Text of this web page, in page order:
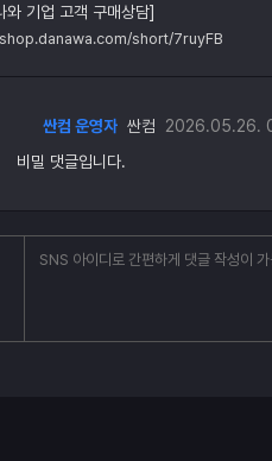
와 기업 고객 구매상담]
short/7ruyFB
싼컴 운영자 싼컴
2026.05.26.
비밀 댓글입니다.